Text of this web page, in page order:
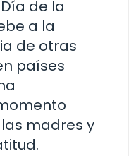
de la
a la
de otras
países
madres y